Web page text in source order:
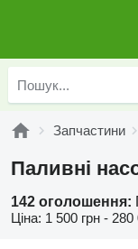
Запчастини
Паливні
142 оголошення:
Ціна: 1 500 грн - 280